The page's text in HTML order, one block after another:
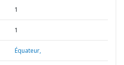
1
1
Équateur,